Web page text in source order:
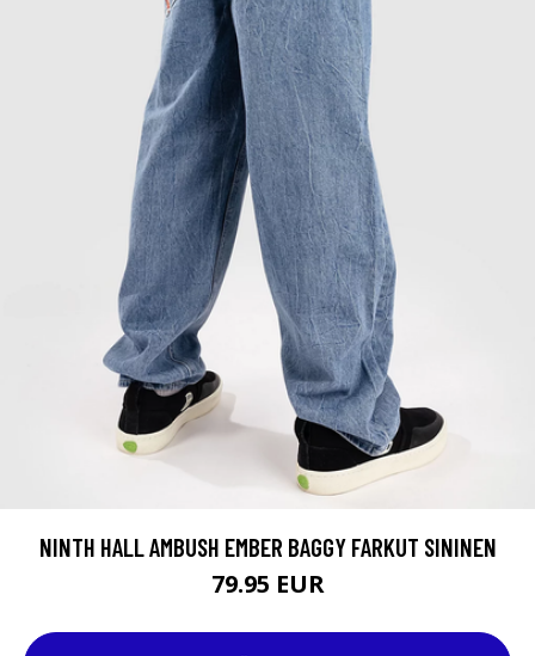
NINTH HALL AMBUSH EMBER BAGGY FARKUT SININEN
79.95 EUR